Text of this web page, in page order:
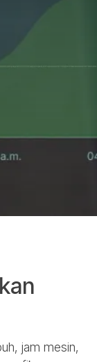
jam mesin,